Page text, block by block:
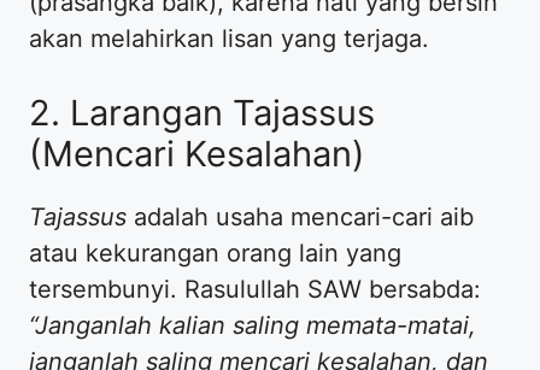
akan melahirkan lisan yang terjaga.
2. Larangan Tajassus
(Mencari Kesalahan)
Tajassus adalah usaha mencari-cari aib
atau kekurangan orang lain yang
tersembunyi. Rasulullah SAW bersabda:
“Janganlah kalian saling memata-matai,
janganlah saling mencari kesalahan, dan